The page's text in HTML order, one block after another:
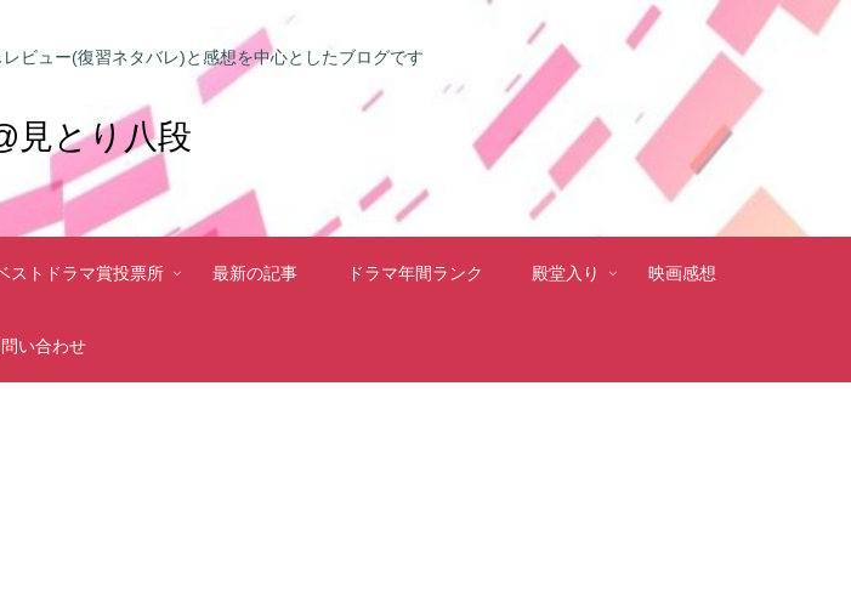
ビュー(復習ネタバレ)と感想を中心としたブログです
見とり八段
ストドラマ賞投票所 最新の記事 ドラマ年間ランク 殿堂入り 映画感想
い合わせ